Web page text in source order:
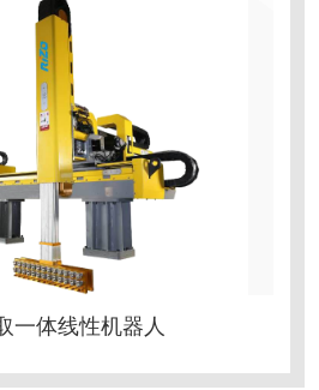
一体线性机器人